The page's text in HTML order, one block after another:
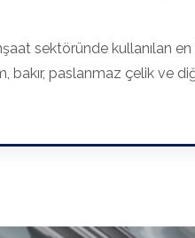
sektöründe kullanılan
bakır, paslanmaz çelik ve